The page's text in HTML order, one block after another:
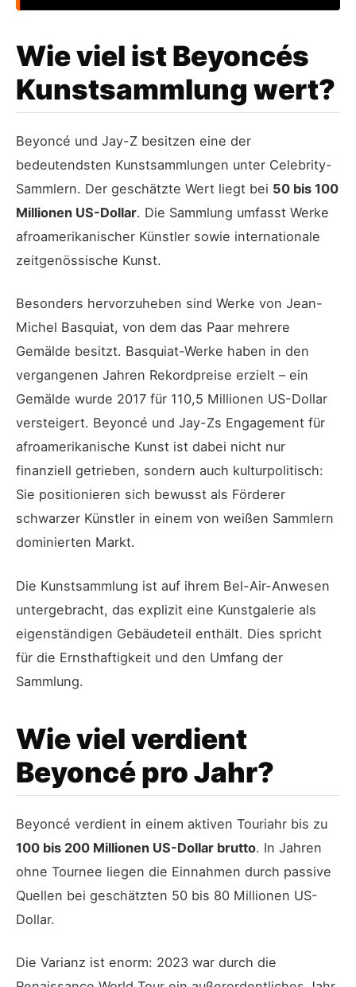
Wie viel ist Beyoncés
Kunstsammlung wert?
Beyoncé und Jay-Z besitzen eine der
bedeutendsten Kunstsammlungen unter Celebrity-
Sammlern. Der geschätzte Wert liegt bei 50 bis 100
Millionen US-Dollar. Die Sammlung umfasst Werke
afroamerikanischer Künstler sowie internationale
zeitgenössische Kunst.
Besonders hervorzuheben sind Werke von Jean-
Michel Basquiat, von dem das Paar mehrere
Gemälde besitzt. Basquiat-Werke haben in den
vergangenen Jahren Rekordpreise erzielt – ein
Gemälde wurde 2017 für 110,5 Millionen US-Dollar
versteigert. Beyoncé und Jay-Zs Engagement für
afroamerikanische Kunst ist dabei nicht nur
finanziell getrieben, sondern auch kulturpolitisch:
Sie positionieren sich bewusst als Förderer
schwarzer Künstler in einem von weißen Sammlern
dominierten Markt.
Die Kunstsammlung ist auf ihrem Bel-Air-Anwesen
untergebracht, das explizit eine Kunstgalerie als
eigenständigen Gebäudeteil enthält. Dies spricht
für die Ernsthaftigkeit und den Umfang der
Sammlung.
Wie viel verdient
Beyoncé pro Jahr?
Beyoncé verdient in einem aktiven Touriahr bis zu
100 bis 200 Millionen US-Dollar brutto. In Jahren
ohne Tournee liegen die Einnahmen durch passive
Quellen bei geschätzten 50 bis 80 Millionen US-
Dollar.
Die Varianz ist enorm: 2023 war durch die